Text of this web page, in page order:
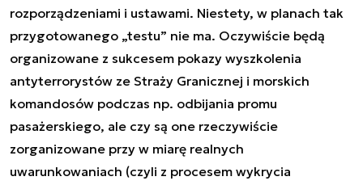
rozporządzeniami i ustawami. Niestety, w planach tak
przygotowanego „testu” nie ma. Oczywiście będą
organizowane z sukcesem pokazy wyszkolenia
antyterrorystów ze Straży Granicznej i morskich
komandosów podczas np. odbijania promu
pasażerskiego, ale czy są one rzeczywiście
zorganizowane przy w miarę realnych
uwarunkowaniach (czyli z procesem wykrycia